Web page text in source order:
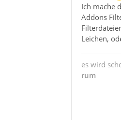
Ich mache
Addons
Leichen,
es wird
rum